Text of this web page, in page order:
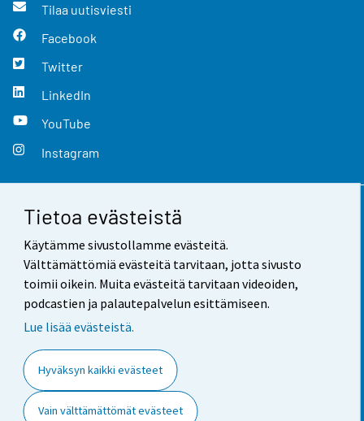
Tietoa evästeistä
Käytämme sivustollamme evästeitä.
Välttämättömiä evästeitä tarvitaan, jotta sivusto
toimii oikein. Muita evästeitä tarvitaan videoiden,
podcastien ja palautepalvelun esittämiseen.
Lue lisää evästeistä.
Hyväksyn kaikki evästeet
Vain välttämättömät evästeet
Tilaa uutisviesti
Facebook
Twitter
LinkedIn
YouTube
Instagram
Yhteystiedot
Palaute
Käyttöehdot
Saavutettavuus
Tietoa sivustosta
Evästeasetukset